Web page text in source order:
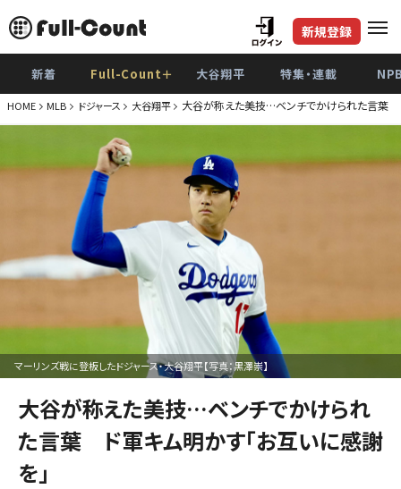
新規登録
新着 Full-Count＋ 大谷翔平 特集・連載
HOME MLB ドジャース 大谷翔平 大谷が称えた美技…ベンチでかけられた言葉
マーリンズ戦に登板したドジャース・大谷翔平【写真：黒澤崇】
大谷が称えた美技…ベンチでかけられ
た言葉 ド軍キム明かす「お互いに感謝
を」